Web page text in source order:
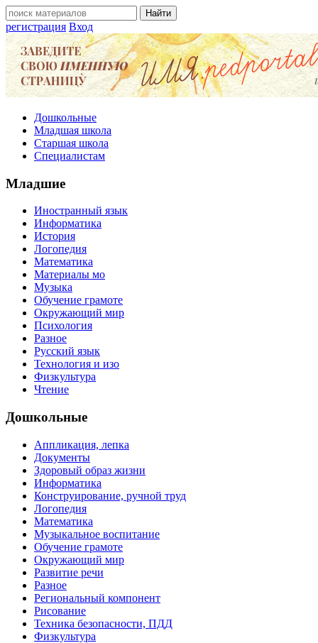
регистрация Вход
Дошкольные
Младшая школа
Старшая школа
Специалистам
Младшие
Иностранный язык
Информатика
История
Логопедия
Математика
Материалы мо
Музыка
Обучение грамоте
Окружающий мир
Психология
Разное
Русский язык
Технология и изо
Физкультура
Чтение
Дошкольные
Аппликация, лепка
Документы
Здоровый образ жизни
Информатика
Конструирование, ручной труд
Логопедия
Математика
Музыкальное воспитание
Обучение грамоте
Окружающий мир
Развитие речи
Разное
Региональный компонент
Рисование
Техника безопасности, ПДД
Физкультура